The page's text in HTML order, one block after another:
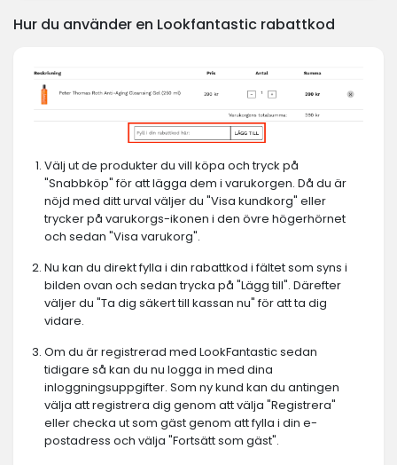
Hur du använder en Lookfantastic rabattkod
Välj ut de produkter du vill köpa och tryck på
"Snabbköp" för att lägga dem i varukorgen. Då du är
nöjd med ditt urval väljer du "Visa kundkorg" eller
trycker på varukorgs-ikonen i den övre högerhörnet
och sedan "Visa varukorg".
Nu kan du direkt fylla i din rabattkod i fältet som syns i
bilden ovan och sedan trycka på "Lägg till". Därefter
väljer du "Ta dig säkert till kassan nu" för att ta dig
vidare.
Om du är registrerad med LookFantastic sedan
tidigare så kan du nu logga in med dina
inloggningsuppgifter. Som ny kund kan du antingen
välja att registrera dig genom att välja "Registrera"
eller checka ut som gäst genom att fylla i din e-
postadress och välja "Fortsätt som gäst".